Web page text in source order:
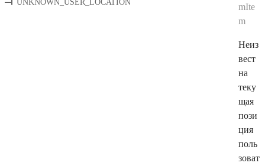
UNKNOWN_USER_LOCATION
mIte
m
Неиз
вест
на
теку
щая
пози
ция
поль
зоват